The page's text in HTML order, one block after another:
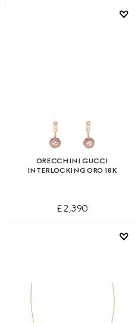
ORECCHINI GUCCI
INTERLOCKING ORO 18K
£ 2,390